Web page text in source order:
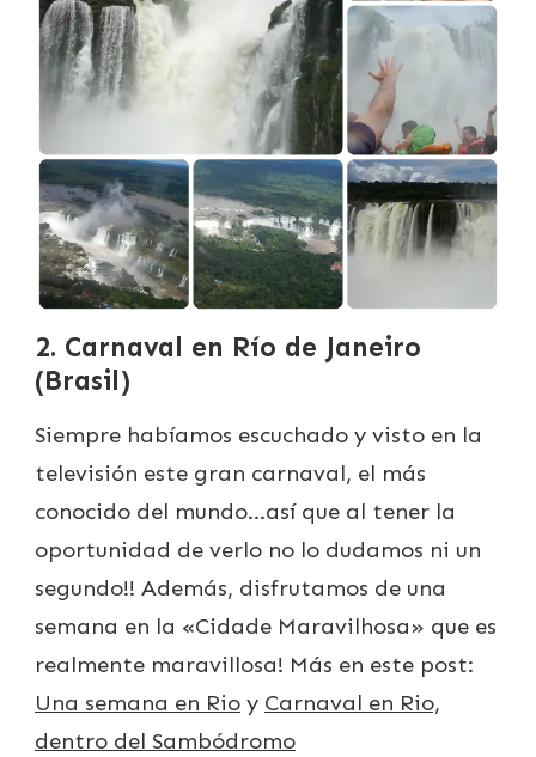
2. Carnaval en Río de Janeiro
(Brasil)
Siempre habíamos escuchado y visto en la
televisión este gran carnaval, el más
conocido del mundo…así que al tener la
oportunidad de verlo no lo dudamos ni un
segundo!! Además, disfrutamos de una
semana en la «Cidade Maravilhosa» que es
realmente maravillosa! Más en este post:
Una semana en Rio y Carnaval en Rio,
dentro del Sambódromo